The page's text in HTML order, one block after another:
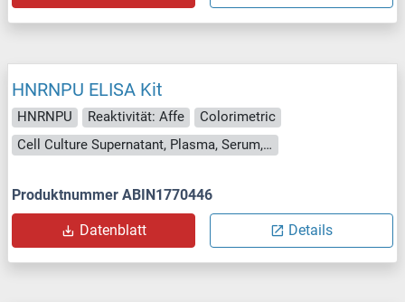
HNRNPU ELISA Kit
HNRNPU Reaktivität: Affe
Colorimetric
Cell Culture Supernatant, Plasma, Serum, Tissue Homogenate
Produktnummer ABIN1770446
Datenblatt Details